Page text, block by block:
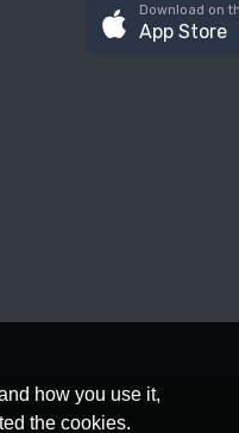
how you use it,
the cookies.
Download on
App Store